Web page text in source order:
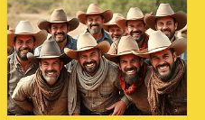
BAMBINE